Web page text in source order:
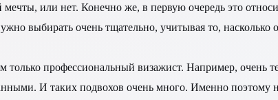
или нет. Конечно же, в первую очередь это
выбирать очень тщательно, учитывая то,
профессиональный визажист. Например, очень
И таких подвохов очень много. Именно поэтому